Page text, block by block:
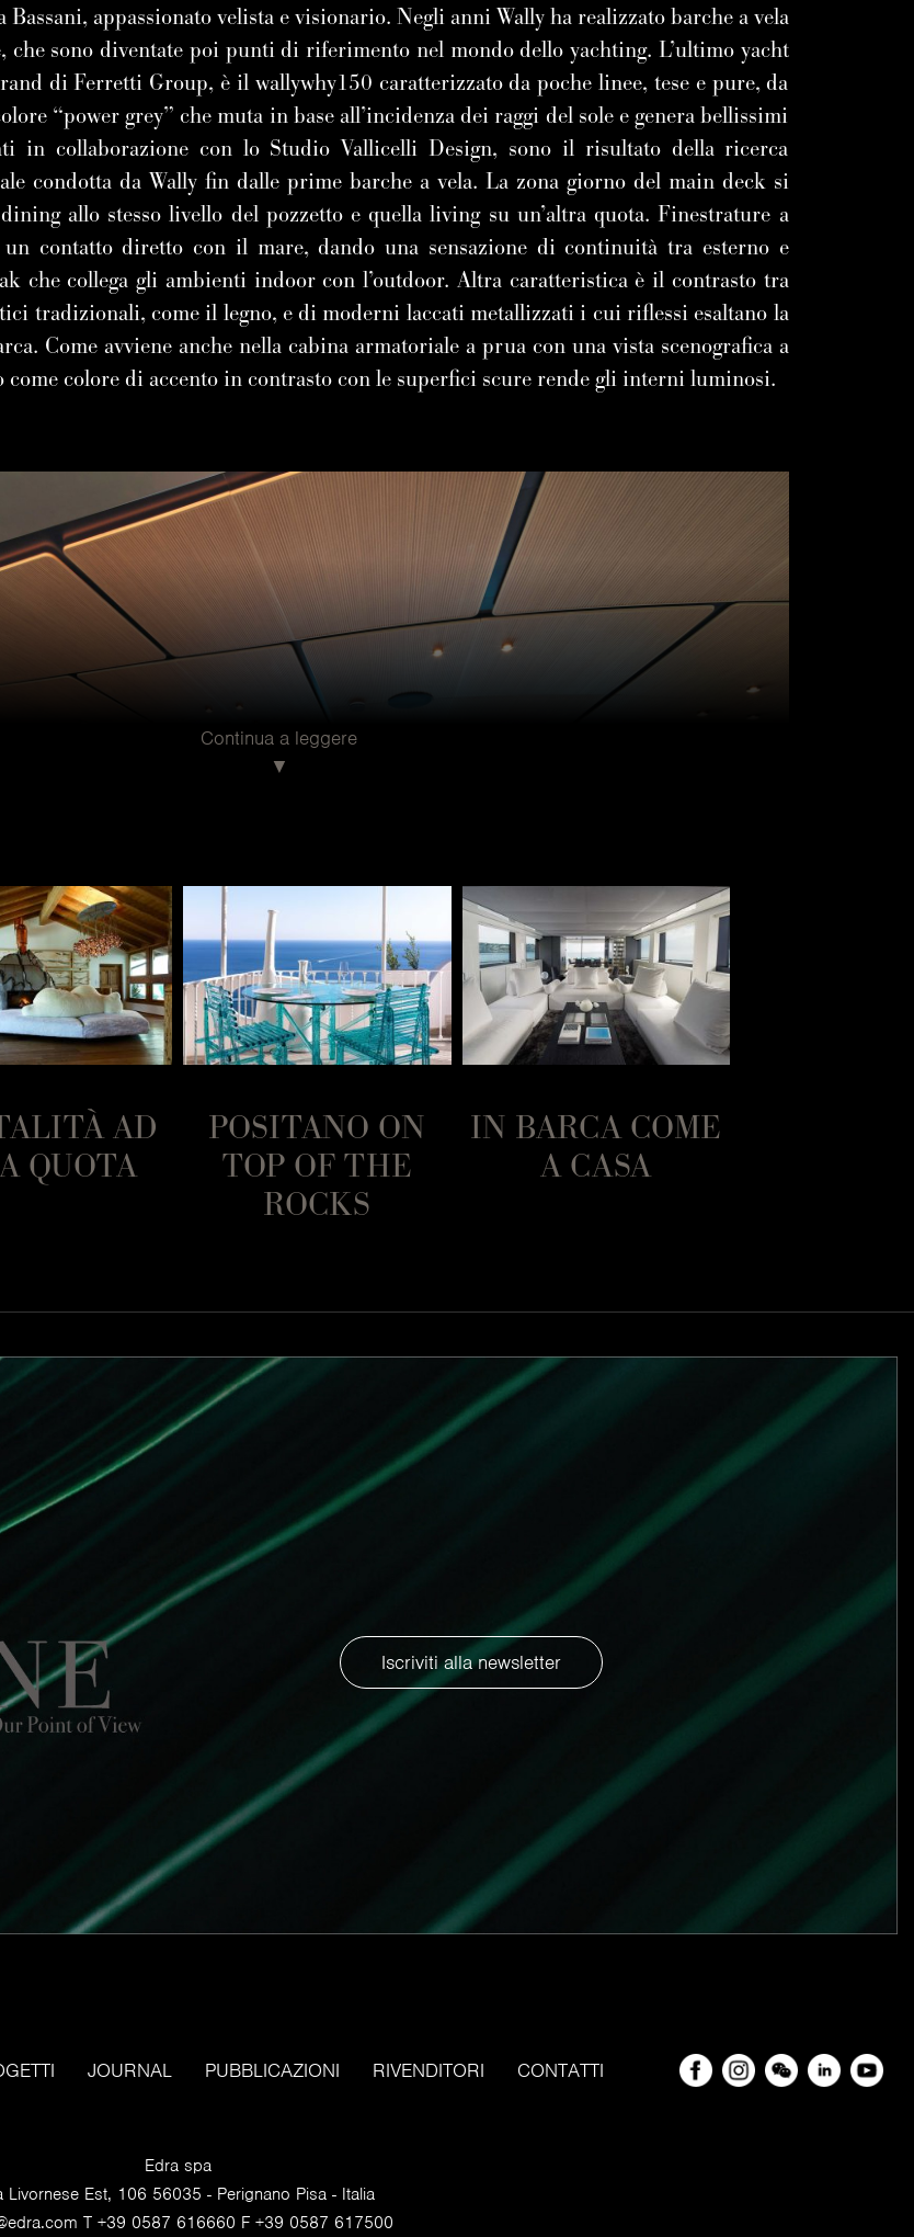
appassionato velista e visionario. Negli anni Wally ha realizzato barche a vela
che sono diventate poi punti di riferimento nel mondo dello yachting. L’ultimo yacht
di Ferretti Group, è il wallywhy150 caratterizzato da poche linee, tese e pure, da
“power grey” che muta in base all’incidenza dei raggi del sole e genera bellissimi
in collaborazione con lo Studio Vallicelli Design, sono il risultato della ricerca
condotta da Wally fin dalle prime barche a vela. La zona giorno del main deck si
allo stesso livello del pozzetto e quella living su un’altra quota. Finestrature a
un contatto diretto con il mare, dando una sensazione di continuità tra esterno e
che collega gli ambienti indoor con l’outdoor. Altra caratteristica è il contrasto tra
tradizionali, come il legno, e di moderni laccati metallizzati i cui riflessi esaltano la
Come avviene anche nella cabina armatoriale a prua con una vista scenografica a
come colore di accento in contrasto con le superfici scure rende gli interni luminosi.
divano Essential di Edra. Accogliente, elegante e sobrio, si inserisce perfettamente
di movimento e la possibilità di ammirare la scia dello yacht in navigazione in
unica, resa possibile anche dalla scelta del rivestimento in velluto, tessuto non
Quella tra Edra e Wally è una collaborazione sperimentata con successo già a
a vela del 1998 con interni firmati da Lazzarini Pickering Architetti.
variabili il divano L'Homme et la Femme aveva proposto con lungimiranza un’inedita
trasformando il living da zona conversazione a salottino con chaise longue a sala da
Continua a leggere
AD
QUOTA
POSITANO ON
TOP OF THE
ROCKS
IN BARCA COME
A CASA
Iscriviti alla newsletter
JOURNAL PUBBLICAZIONI RIVENDITORI CONTATTI
Edra spa
Livornese Est, 106 56035 - Perignano Pisa - Italia
T +39 0587 616660 F +39 0587 617500